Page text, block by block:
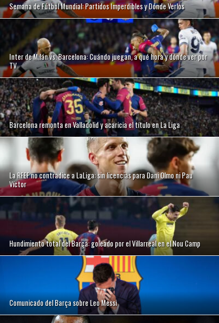
Semana de Fútbol Mundial: Partidos Imperdibles y Dónde Verlos
Inter de Milán vs. Barcelona: Cuándo juegan, a qué hora y dónde ver por
TV
Barcelona remonta en Valladolid y acaricia el título en La Liga
La RFEF no contradice a LaLiga: sin licencias para Dani Olmo ni Pau
Víctor
Hundimiento total del Barça: goleado por el Villarreal en el Nou Camp
Comunicado del Barça sobre Leo Messi